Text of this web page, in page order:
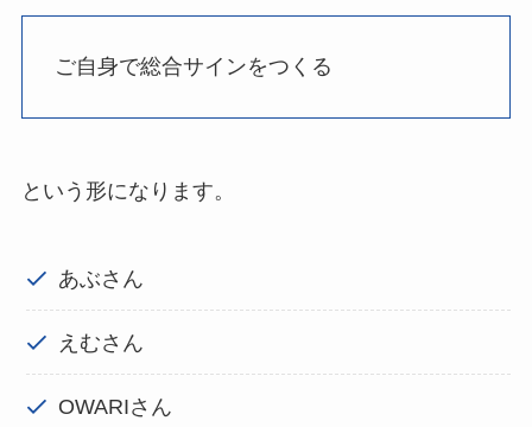
ご自身で総合サインをつくる
という形になります。
あぶさん
えむさん
OWARIさん